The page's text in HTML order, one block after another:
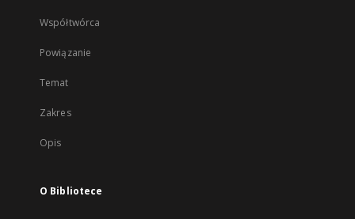
Współtwórca
Powiązanie
Temat
Zakres
Opis
O Bibliotece